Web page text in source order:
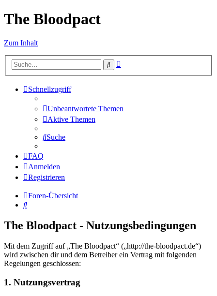
The Bloodpact
Zum Inhalt
Suche
Schnellzugriff
Unbeantwortete Themen
Aktive Themen
Suche
FAQ
Anmelden
Registrieren
Foren-Übersicht
Suche
The Bloodpact - Nutzungsbedingungen
Mit dem Zugriff auf „The Bloodpact“ („http://the-bloodpact.de“)
wird zwischen dir und dem Betreiber ein Vertrag mit folgenden
Regelungen geschlossen:
1. Nutzungsvertrag